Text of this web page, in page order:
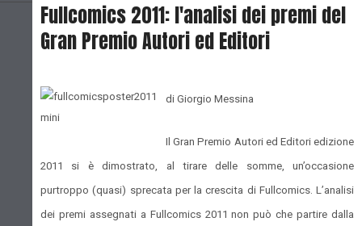
Fullcomics 2011: l'analisi dei premi del
Gran Premio Autori ed Editori
di Giorgio Messina
Il Gran Premio Autori ed Editori edizione
2011 si è dimostrato, al tirare delle somme, un’occasione
purtroppo (quasi) sprecata per la crescita di Fullcomics. L’analisi
dei premi assegnati a Fullcomics 2011 non può che partire dalla